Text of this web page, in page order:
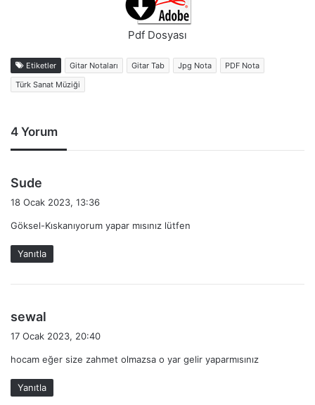
Pdf Dosyası
Etiketler Gitar Notaları Gitar Tab Jpg Nota
PDF Nota
Türk Sanat Müziği
4 Yorum
Sude
i
k
i
18 Ocak 2023, 13:36
Göksel-Kıskanıyorum yapar mısınız lütfen
Yanıtla
sewal
i
k
i
17 Ocak 2023, 20:40
hocam eğer size zahmet olmazsa o yar gelir yaparmısınız
Yanıtla